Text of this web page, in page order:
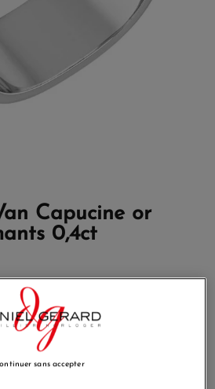
Capucine or
0,4ct
aujourd'hui
sans accepter